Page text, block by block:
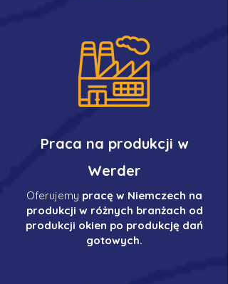
Praca na produkcji w
Werder
Oferujemy pracę w Niemczech na
produkcji w różnych branżach od
produkcji okien po produkcję dań
gotowych.